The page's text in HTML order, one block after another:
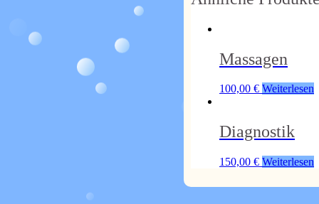
Massagen
100,00 € Weiterlesen
Diagnostik
150,00 € Weiterlesen